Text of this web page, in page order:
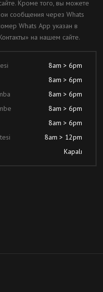
Кроме того, вы можете
сообщения через Whats
Whats App указан в
на нашем сайте.
8am > 6pm
8am > 6pm
8am > 6pm
8am > 6pm
8am > 6pm
8am > 12pm
Kapalı